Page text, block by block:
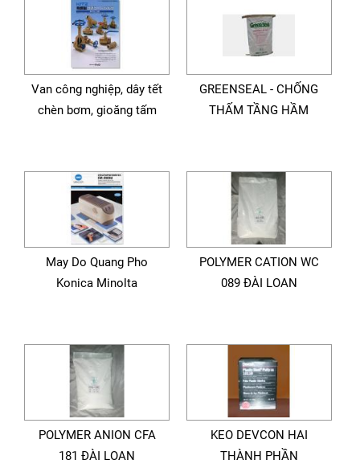
Van công nghiệp, dây tết
chèn bơm, gioăng tấm
GREENSEAL - CHỐNG
THẤM TẦNG HẦM
May Do Quang Pho
Konica Minolta
POLYMER CATION WC
089 ĐÀI LOAN
POLYMER ANION CFA
181 ĐÀI LOAN
KEO DEVCON HAI
THÀNH PHẦN